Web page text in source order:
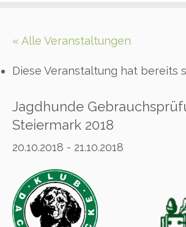
« Alle Veranstaltungen
Diese Veranstaltung hat bereits
Jagdhunde
Steiermark 2018
20.10.2018 - 21.10.2018